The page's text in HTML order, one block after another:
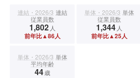
連結・2026/3 連結
従業員数
1,802 人
前年比▲86人
単体・2026/3 単体
従業員数
1,344 人
前年比▲25人
単体・2026/3 単体
平均年齢
44歳